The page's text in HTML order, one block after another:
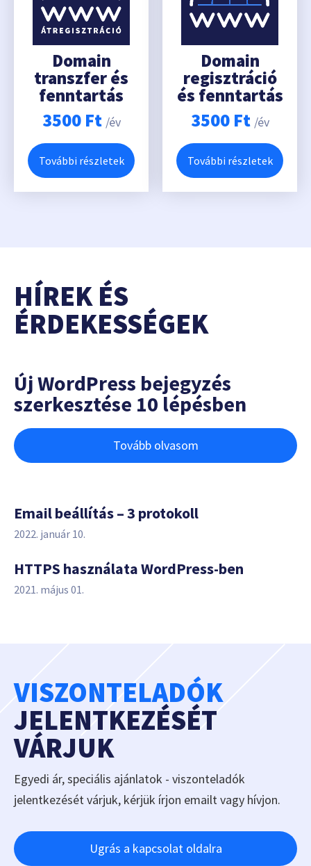
Domain
transzfer és
fenntartás
3500 Ft /év
További részletek
Domain
regisztráció
és fenntartás
3500 Ft /év
További részletek
HÍREK ÉS
ÉRDEKESSÉGEK
Új WordPress bejegyzés
szerkesztése 10 lépésben
Tovább olvasom
Email beállítás – 3 protokoll
2022. január 10.
HTTPS használata WordPress-ben
2021. május 01.
VISZONTELADÓK
JELENTKEZÉSÉT
VÁRJUK
Egyedi ár, speciális ajánlatok - viszonteladók
jelentkezését várjuk, kérjük írjon emailt vagy hívjon.
Ugrás a kapcsolat oldalra